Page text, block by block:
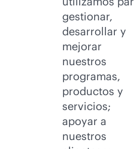
gestionar,
desarrollar y
mejorar
nuestros
programas,
productos y
servicios;
apoyar a
nuestros